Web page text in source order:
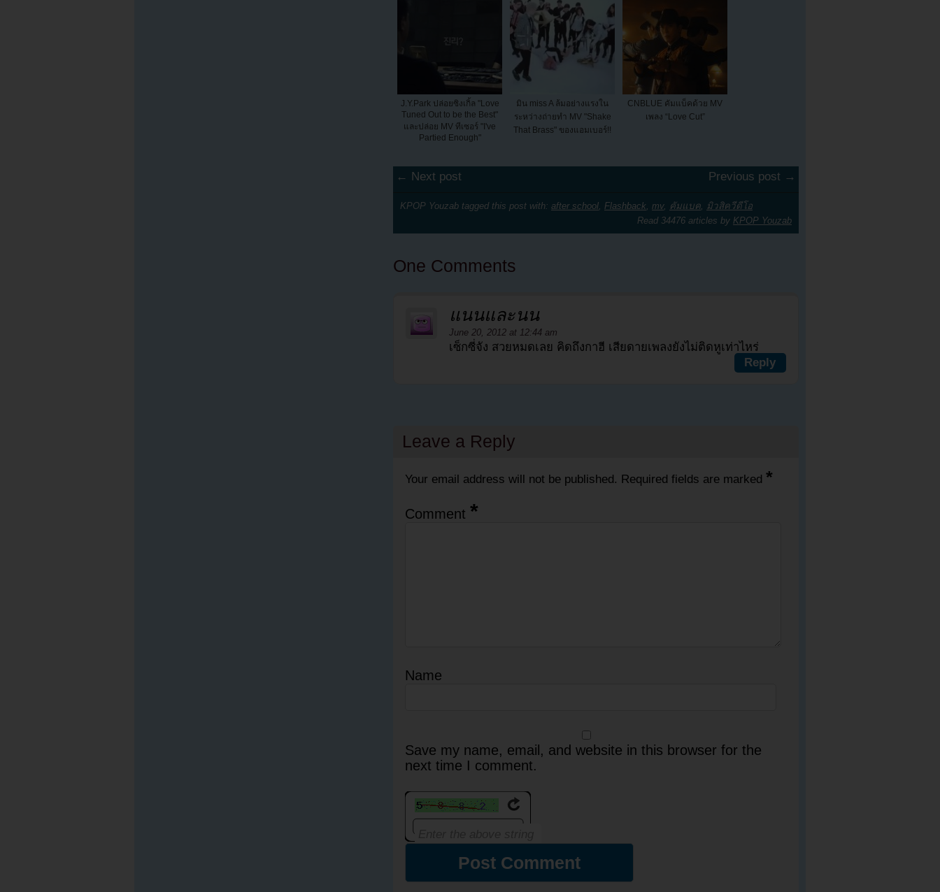
J.Y.Park ปล่อยซิงเกิ้ล "Love
Tuned Out to be the Best"
และปล่อย MV ทีเซอร์ "I've
Partied Enough"
มิน miss A ล้มอย่างแรงใน
ระหว่างถ่ายทำ MV "Shake
That Brass" ของแอมเบอร์!!
CNBLUE คัมแบ็คด้วย MV
เพลง “Love Cut”
← Next post Previous post →
KPOP Youzab tagged this post with: after school, Flashback, mv, คัมแบค, มิวสิควีดีโอ
Read 34476 articles by KPOP Youzab
One Comments
แนนและนน
June 20, 2012 at 12:44 am
เซ็กซี่จัง สวยหมดเลย คิดถึงกาฮี เสียดายเพลงยังไม่ติดหูเท่าไหร่
Reply
Leave a Reply
Your email address will not be published. Required fields are marked *
Comment *
Name
Save my name, email, and website in this browser for the
next time I comment.